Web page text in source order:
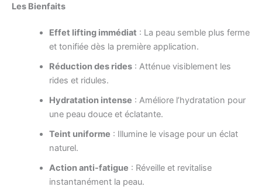
Les Bienfaits
Effet lifting immédiat : La peau semble plus ferme
et tonifiée dès la première application.
Réduction des rides: Atténue visiblement les
rides et ridules.
Hydratation intense : Améliore l’hydratation pour
une peau douce et éclatante.
Teint uniforme : Illumine le visage pour un éclat
naturel.
Action anti-fatigue : Réveille et revitalise
instantanément la peau.